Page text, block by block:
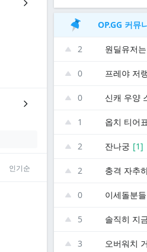
인기순
OP.GG 커뮤
2 원딜유저
0 프레야 저
0 신캐 우양
1 옵치 티어
2 잔나궁 [1]
2 충격 자추
0
5 솔직히 지
3